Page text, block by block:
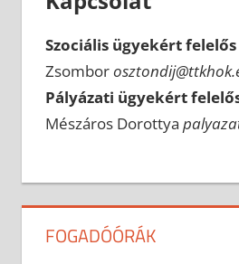
Szociális ügyekért
Zsombor
Pályázati ügyekért
Mészáros Dorottya
FOGADÓÓRÁK